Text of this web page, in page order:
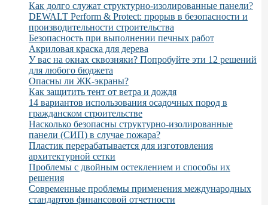
Как долго служат структурно-изолированные панели?
DEWALT Perform & Protect: прорыв в безопасности и
производительности строительства
Безопасность при выполнении печных работ
Акриловая краска для дерева
У вас на окнах сквозняки? Попробуйте эти 12 решений
для любого бюджета
Опасны ли ЖК-экраны?
Как защитить тент от ветра и дождя
14 вариантов использования осадочных пород в
гражданском строительстве
Насколько безопасны структурно-изолированные
панели (СИП) в случае пожара?
Пластик перерабатывается для изготовления
архитектурной сетки
Проблемы с двойным остеклением и способы их
решения
Современные проблемы применения международных
стандартов финансовой отчетности